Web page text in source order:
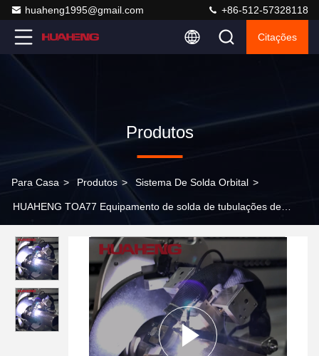
huaheng1995@gmail.com +86-512-57328118
Citações
Produtos
Para Casa > Produtos > Sistema De Solda Orbital >
HUAHENG TOA77 Equipamento de solda de tubulações de